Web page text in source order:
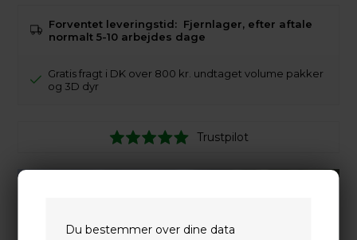
Du bestemmer over dine data
Forventet leveringstid: Fjernlager, efter aftale
normalt 5-10 arbejdes dage
Gratis fragt i DK over 800 kr. undtaget volume pakker
og 3D dyr
Trustpilot